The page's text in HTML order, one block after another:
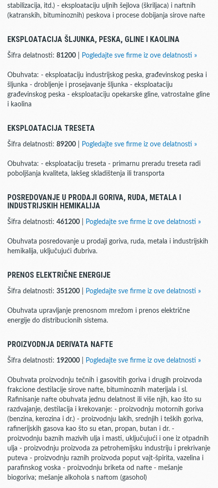
stabilizacija, itd.) - eksploataciju uljnih šejlova (škriljaca) i naftnih
(katranskih, bituminoznih) peskova i procese dobijanja sirove nafte
EKSPLOATACIJA ŠLJUNKA, PESKA, GLINE I KAOLINA
Šifra delatnosti: 81200 Pogledajte sve firme iz ove delatnosti »
Obuhvata: - eksploataciju industrijskog peska, građevinskog peska i
šljunka - drobljenje i prosejavanje šljunka - eksploataciju
građevinskog peska - eksploataciju opekarske gline, vatrostalne gline
i kaolina
EKSPLOATACIJA TRESETA
Šifra delatnosti: 89200 Pogledajte sve firme iz ove delatnosti »
Obuhvata: - eksploataciju treseta - primarnu preradu treseta radi
poboljšanja kvaliteta, lakšeg skladištenja ili transporta
POSREDOVANJE U PRODAJI GORIVA, RUDA, METALA I
INDUSTRIJSKIH HEMIKALIJA
Šifra delatnosti: 461200 Pogledajte sve firme iz ove delatnosti »
Obuhvata posredovanje u prodaji goriva, ruda, metala i industrijskih
hemikalija, uključujući đubriva.
PRENOS ELEKTRIČNE ENERGIJE
Šifra delatnosti: 351200 Pogledajte sve firme iz ove delatnosti »
Obuhvata upravljanje prenosnom mrežom i prenos električne
energije do distribucionih sistema.
PROIZVODNJA DERIVATA NAFTE
Šifra delatnosti: 192000 Pogledajte sve firme iz ove delatnosti »
Obuhvata proizvodnju tečnih i gasovitih goriva i drugih proizvoda
frakcione destilacije sirove nafte, bituminoznih materijala i sl.
Rafinisanje nafte obuhvata jednu delatnost ili više njih, kao što su
razdvajanje, destilacija i krekovanje: - proizvodnju motornih goriva
(benzina, kerozina i dr.) - proizvodnju lakih, srednjih i teških goriva,
rafinerijskih gasova kao što su etan, propan, butan i dr. -
proizvodnju baznih mazivih ulja i masti, uključujući i one iz otpadnih
ulja - proizvodnju proizvoda za petrohemijsku industriju i prekrivanje
puteva - proizvodnju raznih proizvoda poput vajt-špirita, vazelina i
parafinskog voska - proizvodnju briketa od nafte - mešanje
biogoriva; mešanje alkohola s naftom (gasohol)